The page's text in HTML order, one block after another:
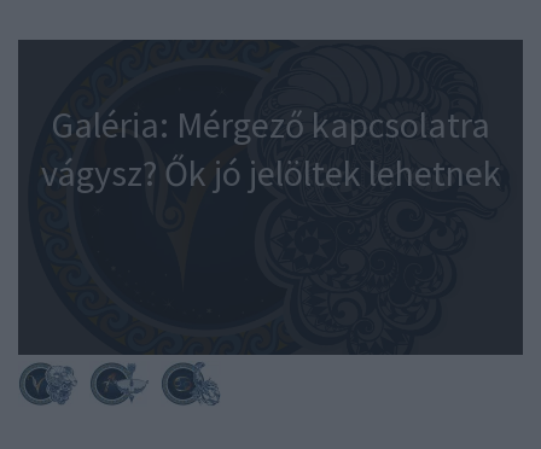
Galéria: Mérgező kapcsolatra
vágysz? Ők jó jelöltek lehetnek